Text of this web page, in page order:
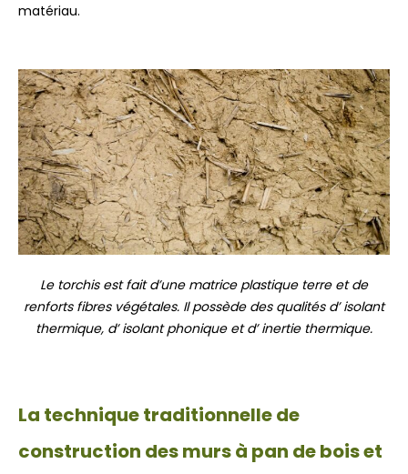
matériau.
Le torchis est fait d’une matrice plastique terre et de
renforts fibres végétales. Il possède des qualités d’ isolant
thermique, d’ isolant phonique et d’ inertie thermique.
La technique traditionnelle de
construction des murs à pan de bois et